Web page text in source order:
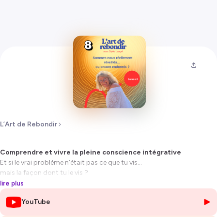
L’Art de Rebondir
Comprendre et vivre la pleine conscience intégrative
Et si le vrai problème n’était pas ce que tu vis…
mais la façon dont tu le vis ?
Dans cet épisode de
conscience comme un concept théorique de plus.
Je t’invite à
lire plus
YouTube